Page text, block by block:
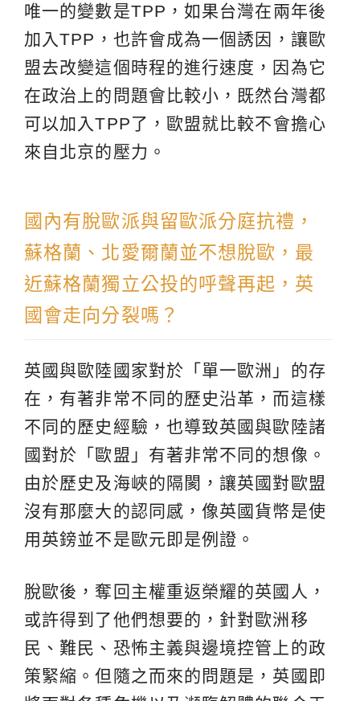
唯一的變數是TPP，如果台灣在兩年後
加入TPP，也許會成為一個誘因，讓歐
盟去改變這個時程的進行速度，因為它
在政治上的問題會比較小，既然台灣都
可以加入TPP了，歐盟就比較不會擔心
來自北京的壓力。
國內有脫歐派與留歐派分庭抗禮，
蘇格蘭、北愛爾蘭並不想脫歐，最
近蘇格蘭獨立公投的呼聲再起，英
國會走向分裂嗎？
英國與歐陸國家對於「單一歐洲」的存
在，有著非常不同的歷史沿革，而這樣
不同的歷史經驗，也導致英國與歐陸諸
國對於「歐盟」有著非常不同的想像。
由於歷史及海峽的隔閡，讓英國對歐盟
沒有那麼大的認同感，像英國貨幣是使
用英鎊並不是歐元即是例證。
脫歐後，奪回主權重返榮耀的英國人，
或許得到了他們想要的，針對歐洲移
民、難民、恐怖主義與邊境控管上的政
策緊縮。但隨之而來的問題是，英國即